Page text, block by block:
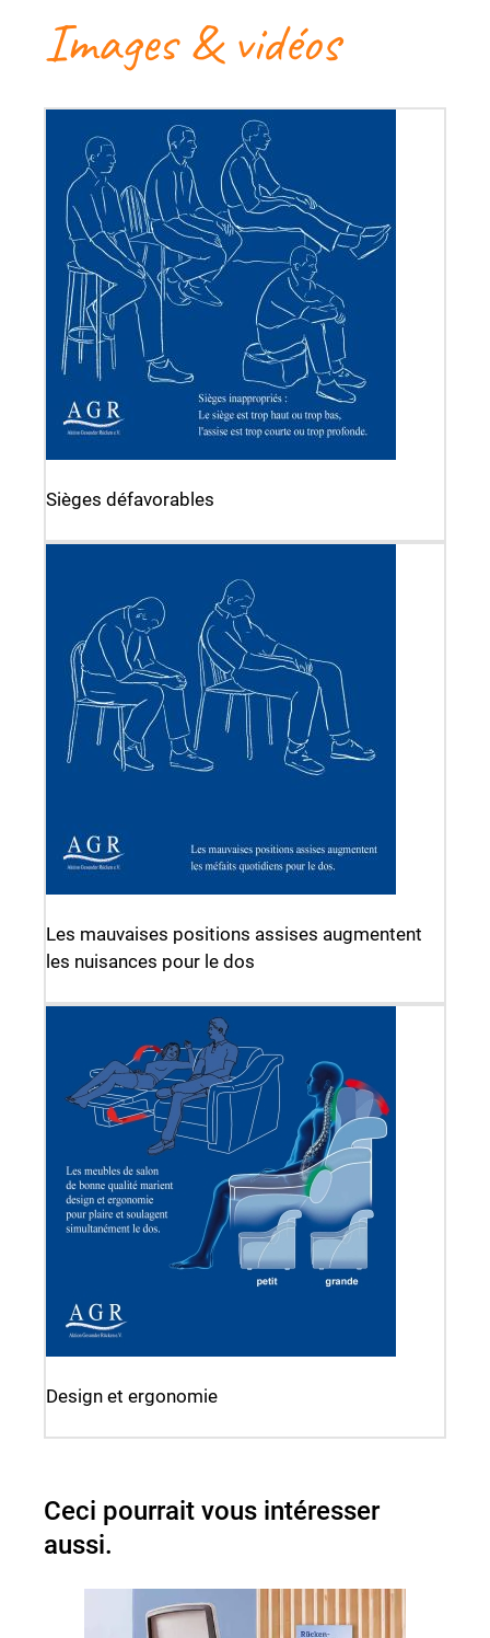
Images & vidéos
Sièges défavorables
Les mauvaises positions assises augmentent
les nuisances pour le dos
Design et ergonomie
Ceci pourrait vous intéresser
aussi.